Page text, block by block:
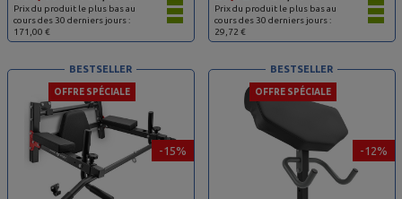
Prix du produit le plus bas au
cours des 30 derniers jours :
171,00 €
Prix du produit le plus bas au
cours des 30 derniers jours :
29,72 €
-15%
OFFRE SPÉCIALE
BESTSELLER
-12%
OFFRE SPÉCIALE
BESTSELLER